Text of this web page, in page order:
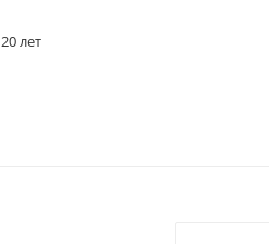
20 лет